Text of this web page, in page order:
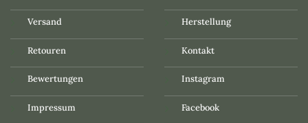
Versand
Retouren
Bewertungen
Impressum
Herstellung
Kontakt
Instagram
Facebook